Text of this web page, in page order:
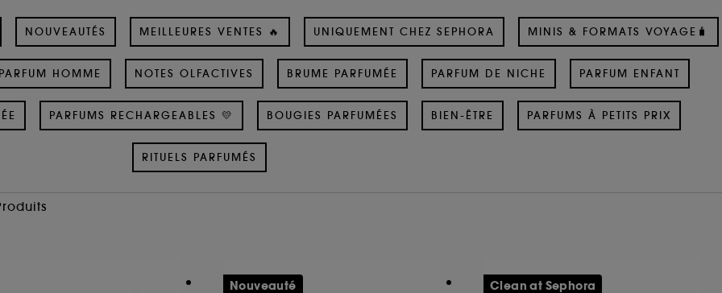
NOUVEAUTÉS MEILLEURES VENTES 🔥 UNIQUEMENT CHEZ SEPHORA MINIS & FORMATS VOYAGE🧳
PARFUM HOMME NOTES OLFACTIVES BRUME PARFUMÉE PARFUM DE NICHE PARFUM ENFANT
PARFUMS RECHARGEABLES 💛 BOUGIES PARFUMÉES BIEN-ÊTRE PARFUMS À PETITS PRIX
RITUELS PARFUMÉS
Nouveauté Clean at Sephora